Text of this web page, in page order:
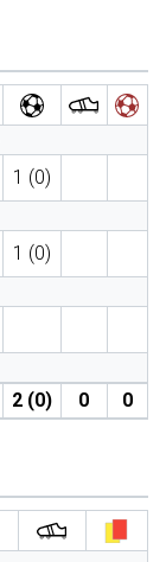
1 (0)
1 (0)
2 (0) 0 0